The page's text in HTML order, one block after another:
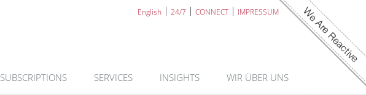
English 24/7 CONNECT IMPRESSUM
SUBSCRIPTIONS SERVICES INSIGHTS WIR ÜBER UNS